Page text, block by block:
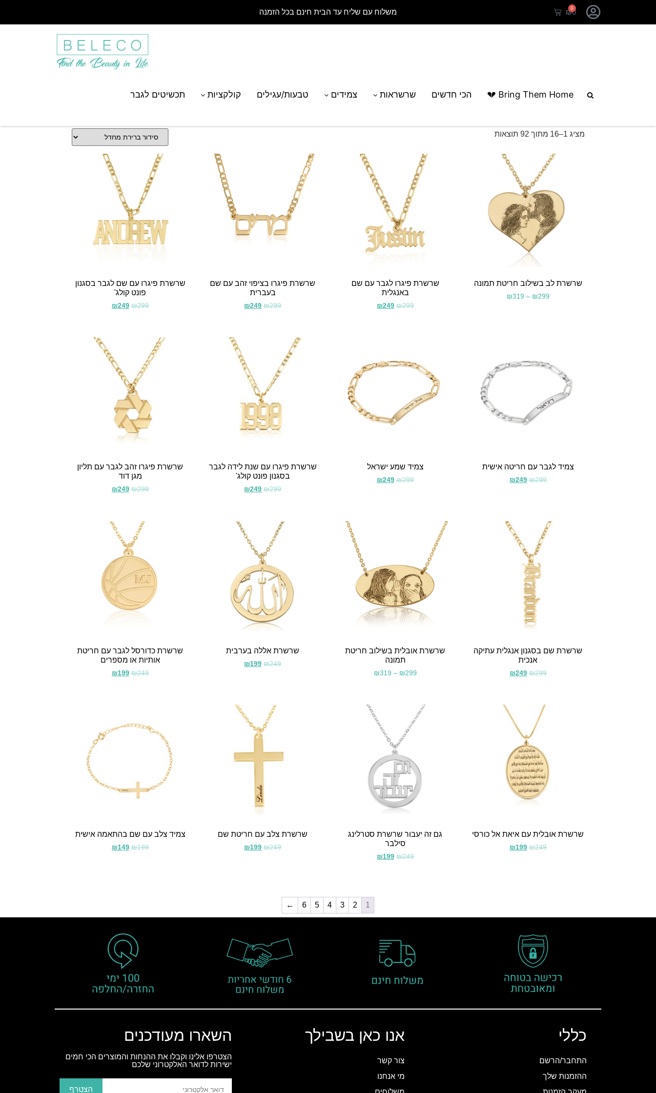
₪0
0 משלוח עם שליח עד הבית חינם בכל הזמנה
Bring Them Home 💔 הכי חדשים שרשראות צמידים טבעות/עגילים קולקציות תכשיטים לגבר עמוד הבית /קולקציות/ מתנה בשבילו
מציג 1–16 מתוך 92 תוצאות
שרשרת לב בשילוב חריטת תמונה
₪299
–
₪319
שרשרת פיגרו לגבר עם שם
באנגלית
₪299
₪249
שרשרת פיגרו בציפוי זהב עם שם
בעברית
₪299
₪249
שרשרת פיגרו עם שם לגבר בסגנון
פונט קולג'
₪299
₪249
צמיד לגבר עם חריטה אישית
₪299
₪249
צמיד שמע ישראל
₪299
₪249
שרשרת פיגרו עם שנת לידה לגבר
בסגנון פונט קולג'
₪299
₪249
שרשרת פיגרו זהב לגבר עם תליון
מגן דוד
₪299
₪249
שרשרת שם בסגנון אנגלית עתיקה
אנכית
₪299
₪249
שרשרת אובלית בשילוב חריטת
תמונה
₪299
–
₪319
שרשרת אללה בערבית
₪249
₪199
שרשרת כדורסל לגבר עם חריטת
אותיות או מספרים
₪249
₪199
שרשרת אובלית עם איאת אל כורסי
₪249
₪199
גם זה יעבור שרשרת סטרלינג
סילבר
₪249
₪199
שרשרת צלב עם חריטת שם
₪249
₪199
צמיד צלב עם שם בהתאמה אישית
₪199
₪149
1
2
3
4
5
6
←
כללי
התחבר/הרשם
ההזמנות שלך
אנו כאן בשבילך
צור קשר
מי אנחנו
השארו מעודכנים
הצטרפו אלינו וקבלו את ההנחות והמוצרים הכי חמים
ישירות לדואר האלקטרוני שלכם
הצטרף